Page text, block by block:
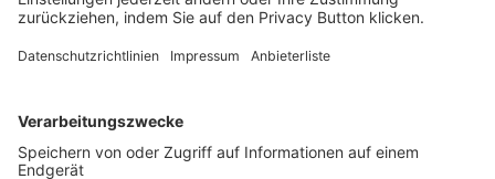
FOLGE DEM BFV
TOP-VEREINE